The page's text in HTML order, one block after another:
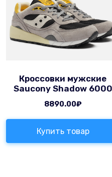
Кроссовки мужские
Saucony Shadow 6000
8890.00₽
Купить товар